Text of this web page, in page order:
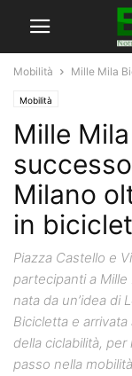
Mobilità Mille Mila
Mobilità
Mille
Milano
in
Piazza Castello e
partecipanti a Mille
nata da un’idea di
Bicicletta e
della ciclabilità,
passo nella